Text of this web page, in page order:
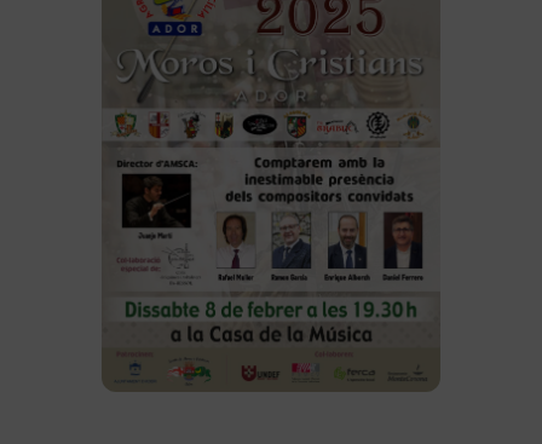
Àrea educativa
Àrea Artística